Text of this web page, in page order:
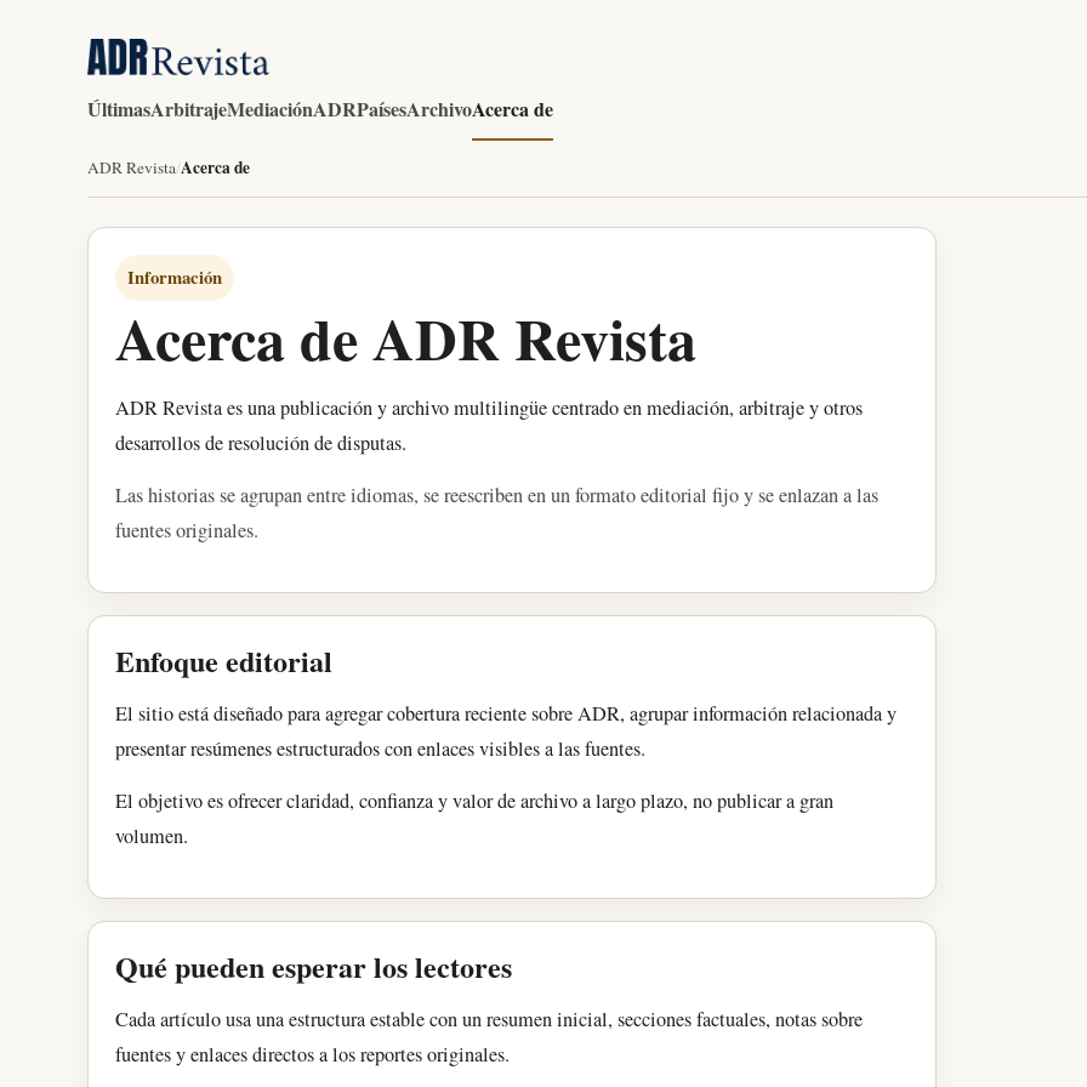
ÚltimasArbitrajeMediaciónADRPaísesArchivoAcerca de
ADR Revista/Acerca de
Información
Acerca de ADR Revista
ADR Revista es una publicación y archivo multilingüe centrado en mediación, arbitraje y otros
desarrollos de resolución de disputas.
Las historias se agrupan entre idiomas, se reescriben en un formato editorial fijo y se enlazan a las
fuentes originales.
Enfoque editorial
El sitio está diseñado para agregar cobertura reciente sobre ADR, agrupar información relacionada y
presentar resúmenes estructurados con enlaces visibles a las fuentes.
El objetivo es ofrecer claridad, confianza y valor de archivo a largo plazo, no publicar a gran
volumen.
Qué pueden esperar los lectores
Cada artículo usa una estructura estable con un resumen inicial, secciones factuales, notas sobre
fuentes y enlaces directos a los reportes originales.